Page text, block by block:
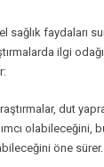
sağlık faydaları
ilgi
dut
olabileceğini,
öne sürer.